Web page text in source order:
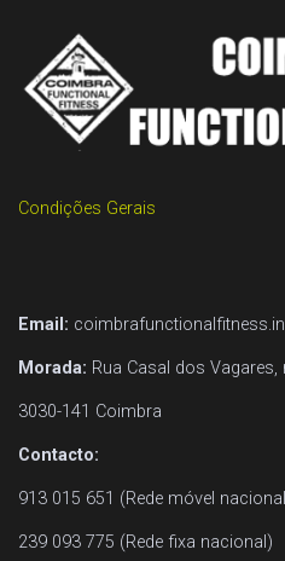
Condições Gerais
Email:
Morada: Rua Casal dos Vagares,
3030-141 Coimbra
Contacto:
913 015 651 (Rede móvel
239 093 775 (Rede fixa nacional)